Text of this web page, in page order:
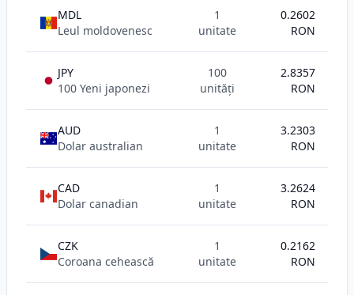
MDL
Leul moldovenesc
1
unitate
0.2602
RON
JPY
100 Yeni japonezi
100
unități
2.8357
RON
AUD
Dolar australian
1
unitate
3.2303
RON
CAD
Dolar canadian
1
unitate
3.2624
RON
CZK
Coroana cehească
1
unitate
0.2162
RON